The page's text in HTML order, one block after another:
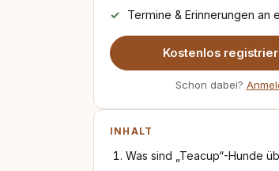
Termine & Erinnerungen an
Kostenlos
Schon dabei?
INHALT
Was sind „Teacup“-Hunde